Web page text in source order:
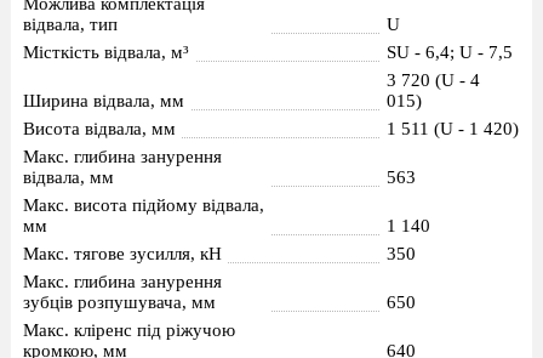
відвала, тип
U
Місткість відвала, м³
SU - 6,4; U - 7,5
Ширина відвала, мм
3 720 (U - 4
015)
Висота відвала, мм
1 511 (U - 1 420)
Макс. глибина занурення
відвала, мм
563
Макс. висота підйому відвала,
мм
1 140
Макс. тягове зусилля, кН
350
Макс. глибина занурення
зубців розпушувача, мм
650
Макс. кліренс під ріжучою
кромкою, мм
640